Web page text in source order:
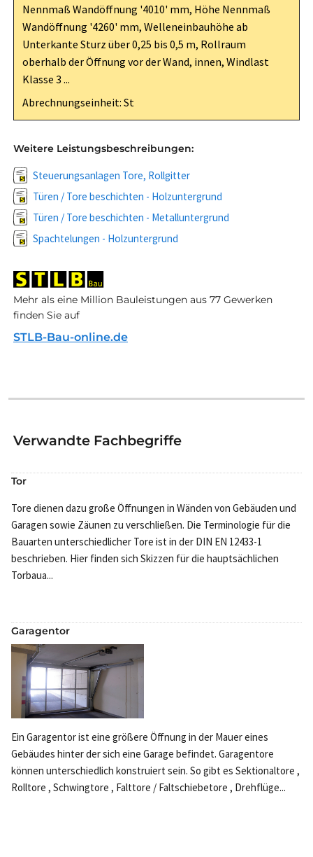
Nennmaß Wandöffnung '4010' mm, Höhe Nennmaß
Wandöffnung '4260' mm, Welleneinbauhöhe ab
Unterkante Sturz über 0,25 bis 0,5 m, Rollraum
oberhalb der Öffnung vor der Wand, innen, Windlast
Klasse 3 ...
Abrechnungseinheit: St
Weitere Leistungsbeschreibungen:
Steuerungsanlagen Tore, Rollgitter
Türen / Tore beschichten - Holzuntergrund
Türen / Tore beschichten - Metalluntergrund
Spachtelungen - Holzuntergrund
Mehr als eine Million Bauleistungen aus 77 Gewerken
finden Sie auf
STLB-Bau-online.de
Verwandte Fachbegriffe
Tor
Tore dienen dazu große Öffnungen in Wänden von Gebäuden und
Garagen sowie Zäunen zu verschließen. Die Terminologie für die
Bauarten unterschiedlicher Tore ist in der DIN EN 12433-1
beschrieben. Hier finden sich Skizzen für die hauptsächlichen
Torbaua...
Garagentor
Ein Garagentor ist eine größere Öffnung in der Mauer eines
Gebäudes hinter der sich eine Garage befindet. Garagentore
können unterschiedlich konstruiert sein. So gibt es Sektionaltore ,
Rolltore , Schwingtore , Falttore / Faltschiebetore , Drehflüge...